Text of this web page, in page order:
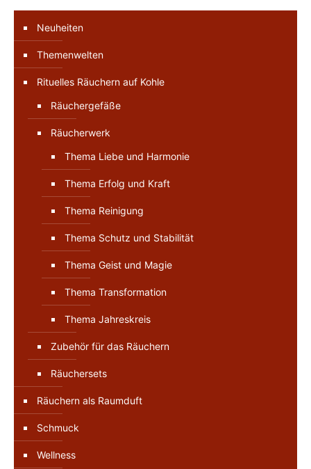
Neuheiten
Themenwelten
Rituelles Räuchern auf Kohle
Räuchergefäße
Räucherwerk
Thema Liebe und Harmonie
Thema Erfolg und Kraft
Thema Reinigung
Thema Schutz und Stabilität
Thema Geist und Magie
Thema Transformation
Thema Jahreskreis
Zubehör für das Räuchern
Räuchersets
Räuchern als Raumduft
Schmuck
Wellness